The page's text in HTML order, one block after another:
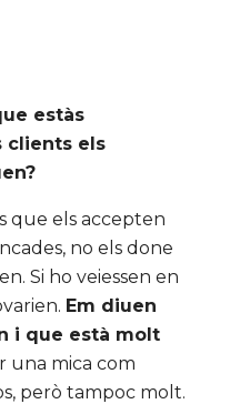
estàs
clients els
que els accepten
no els done
Si ho veiessen en
Em diuen
i que està molt
una mica com
però tampoc molt.